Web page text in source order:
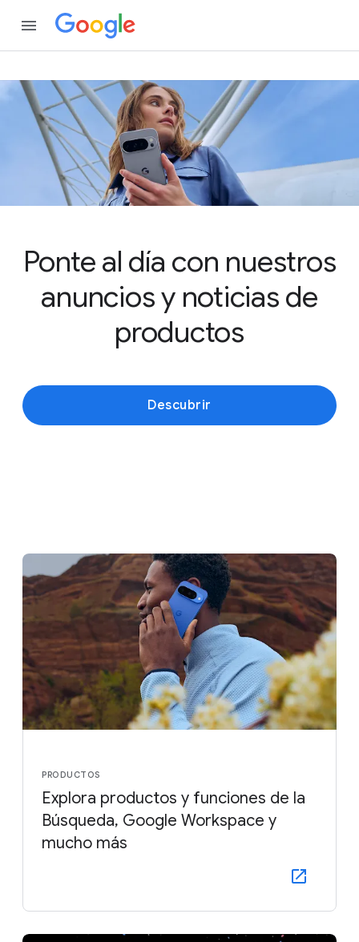
Ponte al día con nuestros
anuncios y noticias de
productos
Descubrir
PRODUCTOS
Explora productos y funciones de la
Búsqueda, Google Workspace y
mucho más